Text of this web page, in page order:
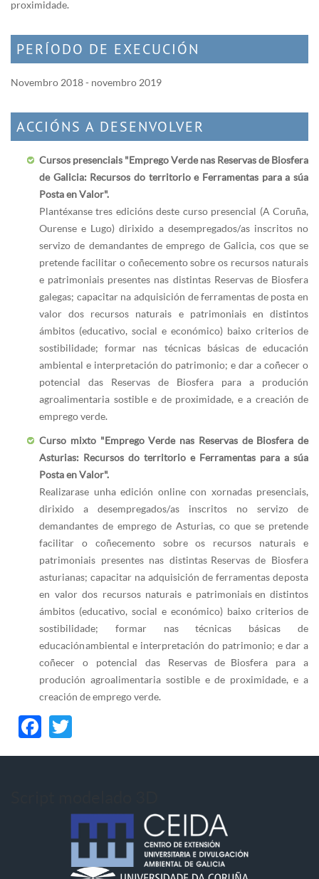
proximidade.
PERÍODO DE EXECUCIÓN
Novembro 2018 - novembro 2019
ACCIÓNS A DESENVOLVER
Cursos presenciais "Emprego Verde nas Reservas de Biosfera
de Galicia: Recursos do territorio e Ferramentas para a súa
Posta en Valor".
Plantéxanse tres edicións deste curso presencial (A Coruña,
Ourense e Lugo) dirixido a desempregados/as inscritos no
servizo de demandantes de emprego de Galicia, cos que se
pretende facilitar o coñecemento sobre os recursos naturais
e patrimoniais presentes nas distintas Reservas de Biosfera
galegas; capacitar na adquisición de ferramentas de posta en
valor dos recursos naturais e patrimoniais en distintos
ámbitos (educativo, social e económico) baixo criterios de
sostibilidade; formar nas técnicas básicas de educación
ambiental e interpretación do patrimonio; e dar a coñecer o
potencial das Reservas de Biosfera para a produción
agroalimentaria sostible e de proximidade, e a creación de
emprego verde.
Curso mixto "Emprego Verde nas Reservas de Biosfera de
Asturias: Recursos do territorio e Ferramentas para a súa
Posta en Valor".
Realizarase unha edición online con xornadas presenciais,
dirixido a desempregados/as inscritos no servizo de
demandantes de emprego de Asturias, co que se pretende
facilitar o coñecemento sobre os recursos naturais e
patrimoniais presentes nas distintas Reservas de Biosfera
asturianas; capacitar na adquisición de ferramentas de posta
en valor dos recursos naturais e patrimoniais en distintos
ámbitos (educativo, social e económico) baixo criterios de
sostibilidade; formar nas técnicas básicas de
educación ambiental e interpretación do patrimonio; e dar a
coñecer o potencial das Reservas de Biosfera para a
produción agroalimentaria sostible e de proximidade, e a
creación de emprego verde.
Facebook